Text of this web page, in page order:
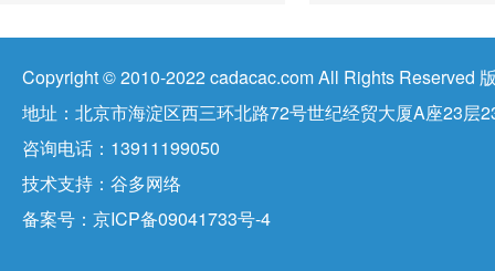
Copyright © 2010-2022 cadacac.com All Rights Reserved
地址：北京市海淀区西三环北路72号世纪经贸大厦A座23层
咨询电话：13911199050
技术支持： 谷多网络
备案号： 京ICP备09041733号-4